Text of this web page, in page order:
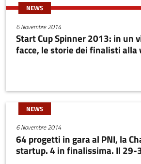
NEWS
6 Novembre 2014
Start Cup Spinner 2013: in un
facce, le storie dei finalisti alla
NEWS
6 Novembre 2014
64 progetti in gara al PNI, la
startup. 4 in finalissima. Il 29-